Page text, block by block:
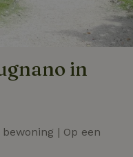
in
| Op een